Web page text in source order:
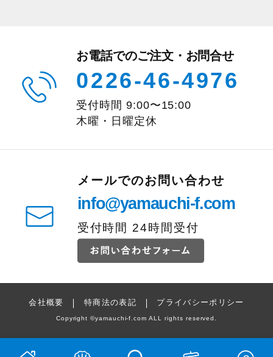
お電話でのご注文・お問合せ
0226-46-4976
受付時間 9:00〜15:00
木曜・日曜定休
メールでのお問い合わせ
info@yamauchi-f.com
受付時間 24時間受付
会社概要 特商法の表記 プライバシーポリシー
Copyright ©yamauchi-f.com ALL rights reserved.